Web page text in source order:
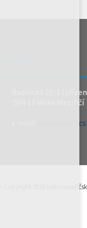
Radnická 29/1
594 13 Velké Meziříčí
© Copyright 2026